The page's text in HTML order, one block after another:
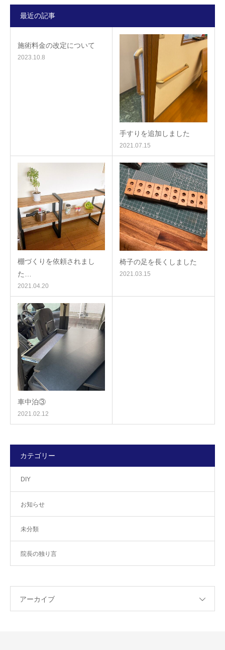
最近の記事
施術料金の改定について
2023.10.8
手すりを追加しました
2021.07.15
棚づくりを依頼されまし
た…
2021.04.20
椅子の足を長くしました
2021.03.15
車中泊③
2021.02.12
カテゴリー
DIY
お知らせ
未分類
院長の独り言
アーカイブ